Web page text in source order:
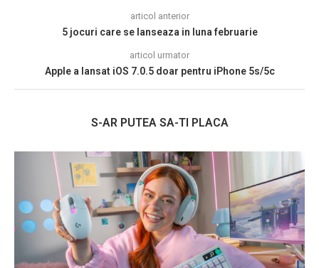
articol anterior
5 jocuri care se lanseaza in luna februarie
articol urmator
Apple a lansat iOS 7.0.5 doar pentru iPhone 5s/5c
S-AR PUTEA SA-TI PLACA